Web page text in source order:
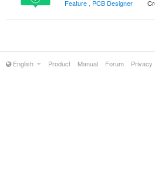
Feature , PCB Designer
English Product Manual Forum Privacy